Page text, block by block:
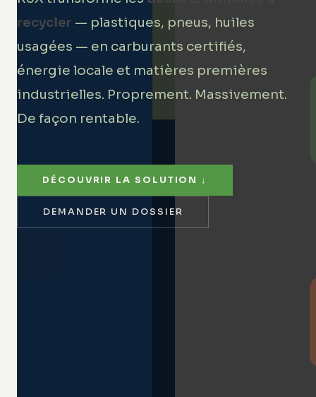
recycler — plastiques, pneus, huiles
usagées — en carburants certifiés,
énergie locale et matières premières
industrielles. Proprement. Massivement.
De façon rentable.
DÉCOUVRIR LA SOLUTION ↓
DEMANDER UN DOSSIER